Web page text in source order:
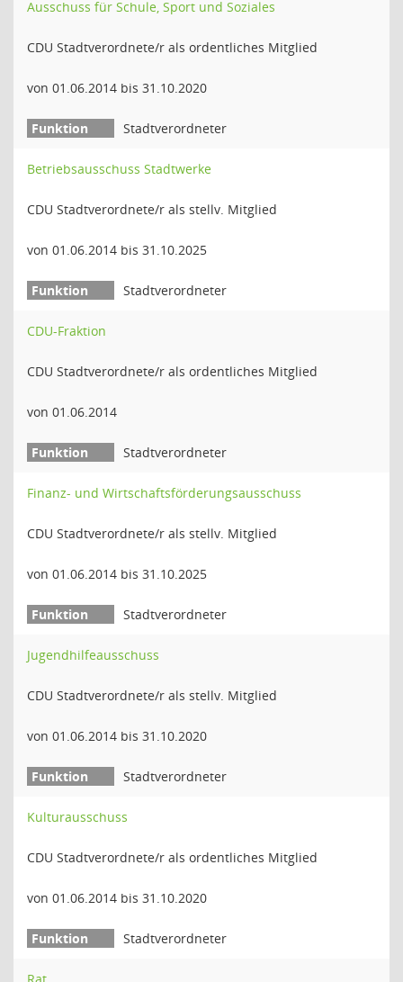
Ausschuss für Schule, Sport und Soziales
CDU Stadtverordnete/r als ordentliches Mitglied
von 01.06.2014 bis 31.10.2020
Stadtverordneter
Betriebsausschuss Stadtwerke
CDU Stadtverordnete/r als stellv. Mitglied
von 01.06.2014 bis 31.10.2025
Stadtverordneter
CDU-Fraktion
CDU Stadtverordnete/r als ordentliches Mitglied
von 01.06.2014
Stadtverordneter
Finanz- und Wirtschaftsförderungsausschuss
CDU Stadtverordnete/r als stellv. Mitglied
von 01.06.2014 bis 31.10.2025
Stadtverordneter
Jugendhilfeausschuss
CDU Stadtverordnete/r als stellv. Mitglied
von 01.06.2014 bis 31.10.2020
Stadtverordneter
Kulturausschuss
CDU Stadtverordnete/r als ordentliches Mitglied
von 01.06.2014 bis 31.10.2020
Stadtverordneter